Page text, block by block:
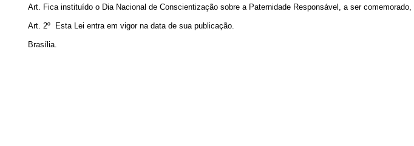
Art. Fica instituído o Dia Nacional de Conscientização sobre a Paternidade Responsável, a ser
Art. 2º Esta Lei entra em vigor na data de sua publicação.
Brasília.